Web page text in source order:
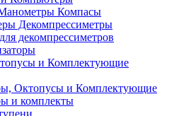
Компасы
Декомпрессиметры
декомпрессиметров
и Комплектующие
Октопусы и Комплектующие
и комплекты